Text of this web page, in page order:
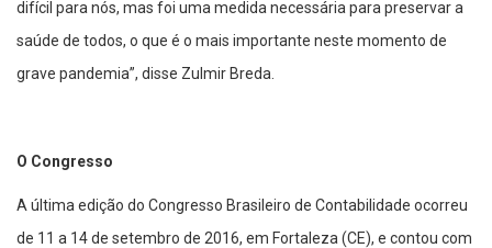
difícil para nós, mas foi uma medida necessária para preservar a
saúde de todos, o que é o mais importante neste momento de
grave pandemia”, disse Zulmir Breda.
O Congresso
A última edição do Congresso Brasileiro de Contabilidade ocorreu
de 11 a 14 de setembro de 2016, em Fortaleza (CE), e contou com